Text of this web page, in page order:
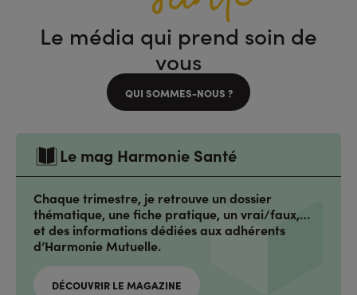
Le média qui prend soin de
vous
QUI SOMMES-NOUS ?
Le mag Harmonie Santé
Chaque trimestre, je retrouve un dossier
thématique, une fiche pratique, un vrai/faux,…
et des informations dédiées aux adhérents
d’Harmonie Mutuelle.
DÉCOUVRIR LE MAGAZINE